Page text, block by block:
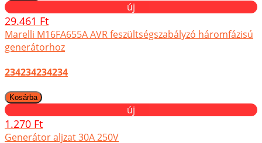
új
29.461 Ft
Marelli M16FA655A AVR feszültségszabályzó háromfázisú
generátorhoz
234234234234
új
1.270 Ft
Generátor aljzat 30A 250V